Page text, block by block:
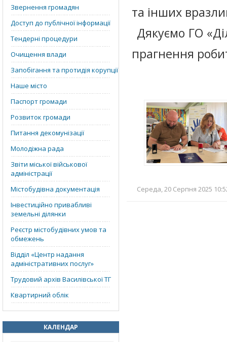
Звернення громадян
Доступ до публічної інформації
Тендерні процедури
Очищення влади
Запобігання та протидія корупції
Наше місто
Паспорт громади
Розвиток громади
Питання декомунізації
Молодіжна рада
Звіти міської військової
адміністрації
Містобудівна документація
Інвестиційно привабливі
земельні ділянки
Реєстр містобудівних умов та
обмежень
Відділ «‎Центр надання
адміністративних послуг»
Трудовий архів Василівської ТГ
Квартирний облік
КАЛЕНДАР
та інших
Дякуємо ГО
прагнення
Середа, 20 Серпня 2025